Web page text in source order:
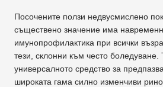
Посочените ползи недвусмислено
съществено значение има
имунопрофилактика при всички
тези, склонни към често боледуване.
универсалното средство за
широката гама силно изменчиви